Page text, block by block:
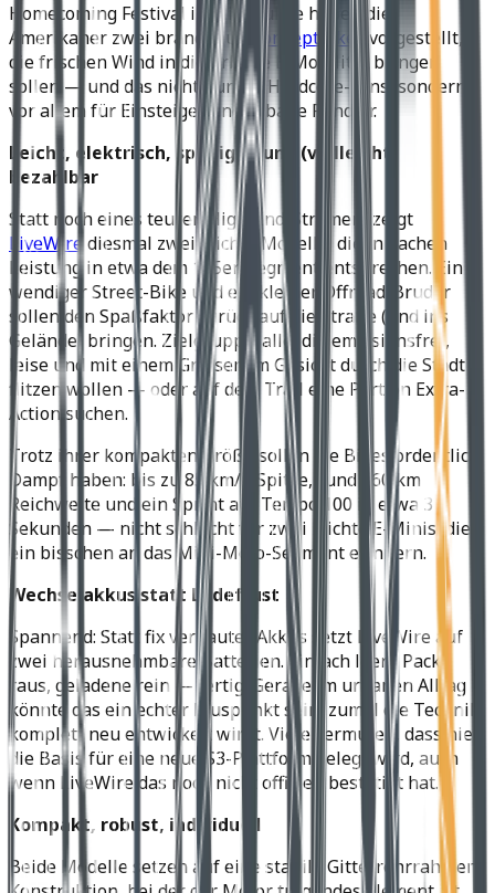
Homecoming Festival in Milwaukee haben die
Amerikaner zwei brandneue
Konzeptbikes vorgestellt,
die frischen Wind in die urbane E-Mobilität bringen
sollen — und das nicht nur für Hardcore-Fans, sondern
vor allem für Einsteiger und urbane Pendler.
Leicht, elektrisch, spaßig — und (vielleicht)
bezahlbar
Statt noch eines teuren High-End-Stromers zeigt
LiveWirediesmal zwei leichte Modelle, die in Sachen
Leistung in etwa dem 125er-Segment entsprechen. Ein
wendiger Street-Bike und ein kleiner Offroad-Bruder
sollen den Spaßfaktor zurück auf die Straße (und ins
Gelände) bringen. Zielgruppe: alle, die emissionsfrei,
leise und mit einem Grinsen im Gesicht durch die Stadt
flitzen wollen — oder auf dem Trail eine Portion Extra-
Action suchen.
Trotz ihrer kompakten Größe sollen die Bikes ordentlich
Dampf haben: bis zu 85 km/h Spitze, rund 160 km
Reichweite und ein Sprint auf Tempo 100 in etwa 3
Sekunden — nicht schlecht für zwei leichte E-Minis, die
ein bisschen an das Mini-Moto-Segment erinnern.
Wechselakkus statt Ladefrust
Spannend: Statt fix verbauter Akkus setzt LiveWire auf
zwei herausnehmbare Batterien. Einfach leere Packs
raus, geladene rein — fertig. Gerade im urbanen Alltag
könnte das ein echter Pluspunkt sein, zumal die Technik
komplett neu entwickelt wirkt. Viele vermuten, dass hier
die Basis für eine neue S3-Plattform gelegt wird, auch
wenn LiveWire das noch nicht offiziell bestätigt hat.
Kompakt, robust, individuell
Beide Modelle setzen auf eine stabile Gitterrohrrahmen-